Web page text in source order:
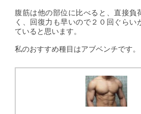
腹筋は他の部位に比べると、直接負
く、回復力も早いので２０回ぐらい
ていると思います。
私のおすすめ種目はアブベンチです。